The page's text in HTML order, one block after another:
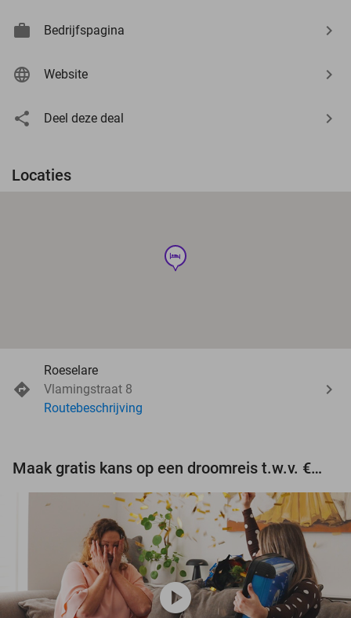
Bedrijfspagina
Website
Deel deze deal
Locaties
hotel
Roeselare
Vlamingstraat 8
Routebeschrijving
Maak gratis kans op een droomreis t.w.v. €3.000!
play_circle